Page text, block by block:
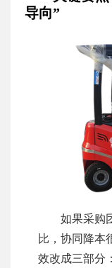
导向”
如果采购
比，协同降本
效改成三部分